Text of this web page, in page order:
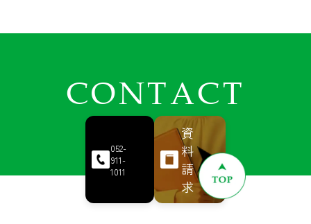
CONTACT
052-
911-
1011
資
料
請
求